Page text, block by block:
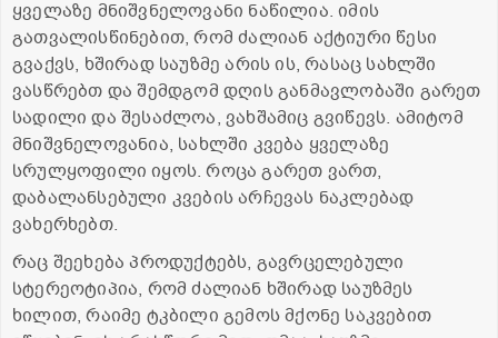
ყველაზე მნიშვნელოვანი ნაწილია. იმის
გათვალისწინებით, რომ ძალიან აქტიური წესი
გვაქვს, ხშირად საუზმე არის ის, რასაც სახლში
ვასწრებთ და შემდგომ დღის განმავლობაში გარეთ
სადილი და შესაძლოა, ვახშამიც გვიწევს. ამიტომ
მნიშვნელოვანია, სახლში კვება ყველაზე
სრულყოფილი იყოს. როცა გარეთ ვართ,
დაბალანსებული კვების არჩევას ნაკლებად
ვახერხებთ.
რაც შეეხება პროდუქტებს, გავრცელებული
სტერეოტიპია, რომ ძალიან ხშირად საუზმეს
ხილით, რაიმე ტკბილი გემოს მქონე საკვებით